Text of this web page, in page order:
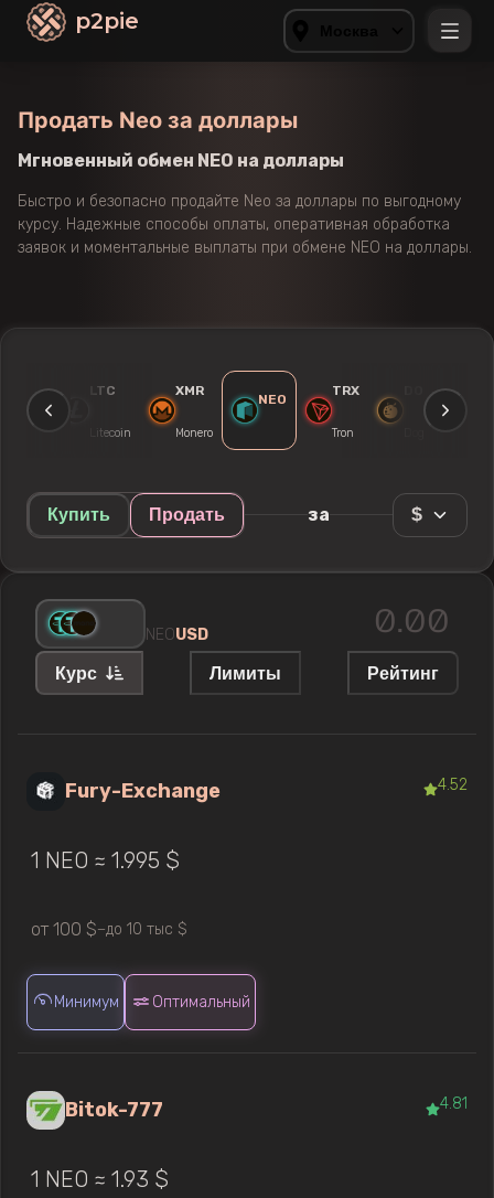
p2pie
Продать Neo за доллары
Мгновенный обмен NEO на доллары
Быстро и безопасно продайте Neo за доллары по выгодному
курсу. Надежные способы оплаты, оперативная обработка
заявок и моментальные выплаты при обмене NEO на доллары.
LTC
Litecoin
XMR
Monero
NEO
TRX
Tron
DOGE
Купить Продать за $
NEOUSD
Курс Лимиты Рейтинг
Fury-Exchange 4.52
1 NEO ≈ 1.995 $
от 100 $—до 10 тыс $
Минимум Оптимальный
Bitok-777 4.81
1 NEO ≈ 1.93 $